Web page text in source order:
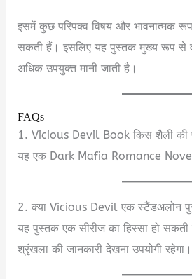
इसमें कुछ परिपक्व विषय और भावनात्मक रूप
सकती हैं। इसलिए यह पुस्तक मुख्य रूप से
अधिक उपयुक्त मानी जाती है।
FAQs
1. Vicious Devil Book किस शैली की
यह एक Dark Mafia Romance
2. क्या Vicious Devil एक स्टैंडअलोन
यह पुस्तक एक सीरीज का हिस्सा हो
श्रृंखला की जानकारी देखना उपयोगी रहेगा।